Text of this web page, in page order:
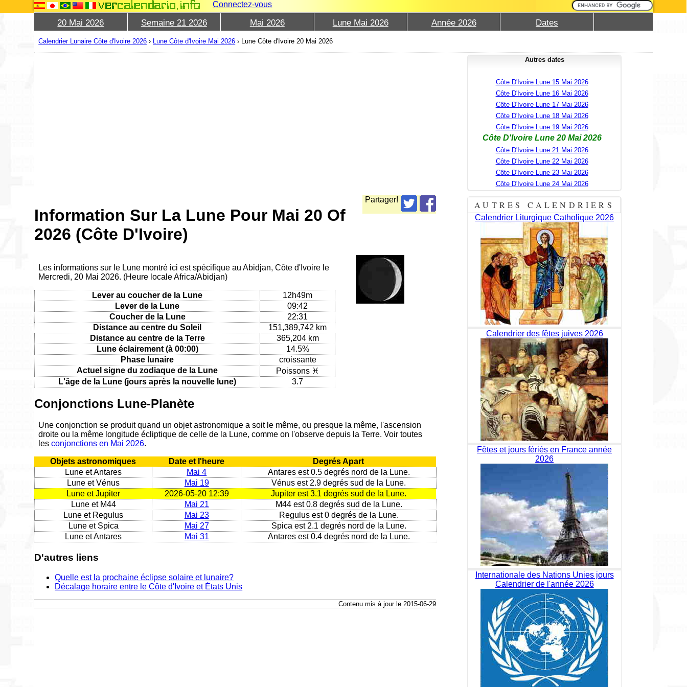
Connectez-vous
20 Mai 2026 Semaine 21 2026 Mai 2026 Lune Mai 2026 Année 2026 Dates
Calendrier Lunaire Côte d'Ivoire 2026 › Lune Côte d'Ivoire Mai 2026 › Lune Côte d'Ivoire 20 Mai 2026
Partager!
Information Sur La Lune Pour Mai 20 Of
2026 (Côte D'Ivoire)
Les informations sur le Lune montré ici est spécifique au Abidjan, Côte d'Ivoire le
Mercredi, 20 Mai 2026. (Heure locale Africa/Abidjan)
Lever au coucher de la Lune
12h49m
Lever de la Lune
09:42
Coucher de la Lune
22:31
Distance au centre du Soleil
151,389,742 km
Distance au centre de la Terre
365,204 km
Lune éclairement (à 00:00)
14.5%
Phase lunaire
croissante
Actuel signe du zodiaque de la Lune
Poissons ♓
L'âge de la Lune (jours après la nouvelle lune)
3.7
Conjonctions Lune-Planète
Une conjonction se produit quand un objet astronomique a soit le même, ou presque la même, l'ascension
droite ou la même longitude écliptique de celle de la Lune, comme on l'observe depuis la Terre. Voir toutes
lesconjonctions en Mai 2026.
Objets astronomiques Date et l'heure
Degrés Apart
Lune et Antares
Mai 4
Antares est 0.5 degrés nord de la Lune.
Lune et Vénus
Mai 19
Vénus est 2.9 degrés sud de la Lune.
Lune et Jupiter
2026-05-20 12:39
Jupiter est 3.1 degrés sud de la Lune.
Lune et M44
Mai 21
M44 est 0.8 degrés sud de la Lune.
Lune et Regulus
Mai 23
Regulus est 0 degrés de la Lune.
Lune et Spica
Mai 27
Spica est 2.1 degrés nord de la Lune.
Lune et Antares
Mai 31 Antares est 0.4 degrés nord de la Lune.
D'autres liens
Quelle est la prochaine éclipse solaire et lunaire?
Décalage horaire entre le Côte d'Ivoire et États Unis
Contenu mis à jour le 2015-06-29
Autres dates
Côte D'Ivoire Lune 15 Mai 2026
Côte D'Ivoire Lune 16 Mai 2026
Côte D'Ivoire Lune 17 Mai 2026
Côte D'Ivoire Lune 18 Mai 2026
Côte D'Ivoire Lune 19 Mai 2026
Côte D'Ivoire Lune 20 Mai 2026
Côte D'Ivoire Lune 21 Mai 2026
Côte D'Ivoire Lune 22 Mai 2026
Côte D'Ivoire Lune 23 Mai 2026
Côte D'Ivoire Lune 24 Mai 2026
AUTRES CALENDRIERS
Calendrier Liturgique Catholique 2026
Calendrier des fêtes juives 2026
Fêtes et jours fériés en France année
2026
Internationale des Nations Unies jours
Calendrier de l'année 2026